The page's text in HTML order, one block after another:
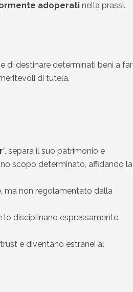
adoperati nella prassi.
di destinare determinati beni a far
di tutela.
”, separa il suo patrimonio e
scopo determinato, affidando la
ma non regolamentato dalla
disciplinano espressamente.
e diventano estranei al